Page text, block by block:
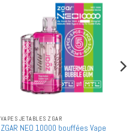
VAPES JETABLES ZGAR
ZGAR NEO 10000 bouffées Vape